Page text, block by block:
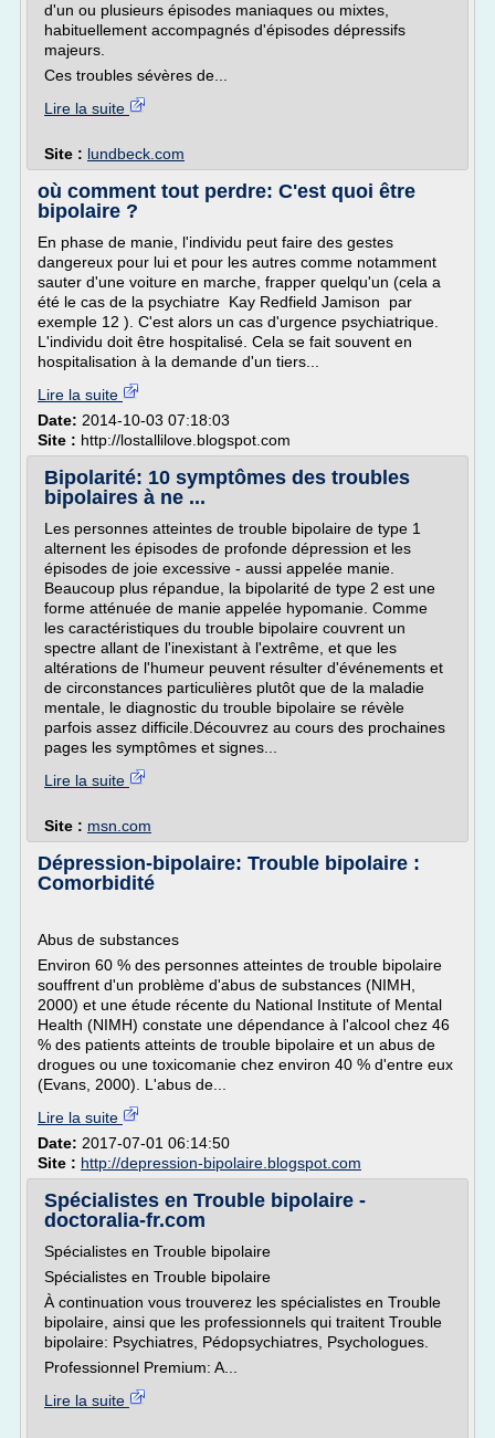
d'un ou plusieurs épisodes maniaques ou mixtes,
habituellement accompagnés d'épisodes dépressifs
majeurs.
Ces troubles sévères de...
Lire la suite
Site : lundbeck.com
où comment tout perdre: C'est quoi être
bipolaire ?
En phase de manie, l'individu peut faire des gestes
dangereux pour lui et pour les autres comme notamment
sauter d'une voiture en marche, frapper quelqu'un (cela a
été le cas de la psychiatre Kay Redfield Jamison par
exemple 12 ). C'est alors un cas d'urgence psychiatrique.
L'individu doit être hospitalisé. Cela se fait souvent en
hospitalisation à la demande d'un tiers...
Lire la suite
Date: 2014-10-03 07:18:03
Site : http://lostallilove.blogspot.com
Bipolarité: 10 symptômes des troubles
bipolaires à ne ...
Les personnes atteintes de trouble bipolaire de type 1
alternent les épisodes de profonde dépression et les
épisodes de joie excessive - aussi appelée manie.
Beaucoup plus répandue, la bipolarité de type 2 est une
forme atténuée de manie appelée hypomanie. Comme
les caractéristiques du trouble bipolaire couvrent un
spectre allant de l'inexistant à l'extrême, et que les
altérations de l'humeur peuvent résulter d'événements et
de circonstances particulières plutôt que de la maladie
mentale, le diagnostic du trouble bipolaire se révèle
parfois assez difficile.Découvrez au cours des prochaines
pages les symptômes et signes...
Lire la suite
Site : msn.com
Dépression-bipolaire: Trouble bipolaire :
Comorbidité
Abus de substances
Environ 60 % des personnes atteintes de trouble bipolaire
souffrent d'un problème d'abus de substances (NIMH,
2000) et une étude récente du National Institute of Mental
Health (NIMH) constate une dépendance à l'alcool chez 46
% des patients atteints de trouble bipolaire et un abus de
drogues ou une toxicomanie chez environ 40 % d'entre eux
(Evans, 2000). L'abus de...
Lire la suite
Date: 2017-07-01 06:14:50
Site : http://depression-bipolaire.blogspot.com
Spécialistes en Trouble bipolaire -
doctoralia-fr.com
Spécialistes en Trouble bipolaire
Spécialistes en Trouble bipolaire
À continuation vous trouverez les spécialistes en Trouble
bipolaire, ainsi que les professionnels qui traitent Trouble
bipolaire: Psychiatres, Pédopsychiatres, Psychologues.
Professionnel Premium: A...
Lire la suite